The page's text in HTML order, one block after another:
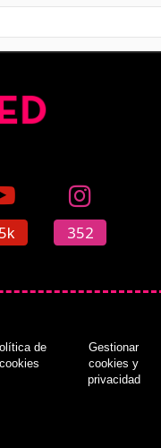
352
de
cookies
Gestionar
cookies y
privacidad